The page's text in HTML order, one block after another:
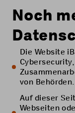
Noch
Die Website
von Behörden.
Auf dieser
Webseiten